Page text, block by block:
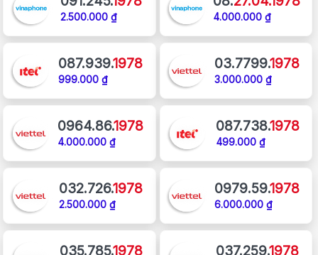
2.500.000 ₫ 4.000.000 ₫
087.939.1978
999.000 ₫
03.7799.1978
3.000.000 ₫
0964.86.1978
4.000.000 ₫
087.738.1978
499.000 ₫
032.726.1978
2.500.000 ₫
0979.59.1978
6.000.000 ₫
035.785.1978 037.259.1978